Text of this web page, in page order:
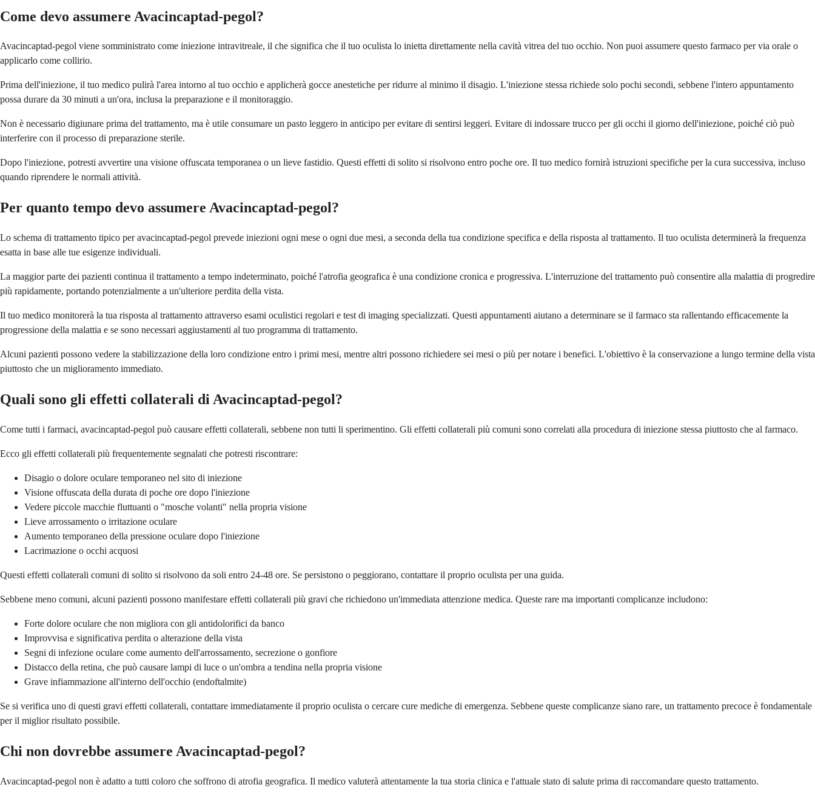
Come devo assumere Avacincaptad-pegol?
Avacincaptad-pegol viene somministrato come iniezione intravitreale, il che significa che il tuo oculista lo inietta direttamente nella cavità vitrea del tuo occhio. Non puoi assumere questo farmaco per via orale o
applicarlo come collirio.
Prima dell'iniezione, il tuo medico pulirà l'area intorno al tuo occhio e applicherà gocce anestetiche per ridurre al minimo il disagio. L'iniezione stessa richiede solo pochi secondi, sebbene l'intero appuntamento
possa durare da 30 minuti a un'ora, inclusa la preparazione e il monitoraggio.
Non è necessario digiunare prima del trattamento, ma è utile consumare un pasto leggero in anticipo per evitare di sentirsi leggeri. Evitare di indossare trucco per gli occhi il giorno dell'iniezione, poiché ciò può
interferire con il processo di preparazione sterile.
Dopo l'iniezione, potresti avvertire una visione offuscata temporanea o un lieve fastidio. Questi effetti di solito si risolvono entro poche ore. Il tuo medico fornirà istruzioni specifiche per la cura successiva, incluso
quando riprendere le normali attività.
Per quanto tempo devo assumere Avacincaptad-pegol?
Lo schema di trattamento tipico per avacincaptad-pegol prevede iniezioni ogni mese o ogni due mesi, a seconda della tua condizione specifica e della risposta al trattamento. Il tuo oculista determinerà la frequenza
esatta in base alle tue esigenze individuali.
La maggior parte dei pazienti continua il trattamento a tempo indeterminato, poiché l'atrofia geografica è una condizione cronica e progressiva. L'interruzione del trattamento può consentire alla malattia di progredire
più rapidamente, portando potenzialmente a un'ulteriore perdita della vista.
Il tuo medico monitorerà la tua risposta al trattamento attraverso esami oculistici regolari e test di imaging specializzati. Questi appuntamenti aiutano a determinare se il farmaco sta rallentando efficacemente la
progressione della malattia e se sono necessari aggiustamenti al tuo programma di trattamento.
Alcuni pazienti possono vedere la stabilizzazione della loro condizione entro i primi mesi, mentre altri possono richiedere sei mesi o più per notare i benefici. L'obiettivo è la conservazione a lungo termine della vista
piuttosto che un miglioramento immediato.
Quali sono gli effetti collaterali di Avacincaptad-pegol?
Come tutti i farmaci, avacincaptad-pegol può causare effetti collaterali, sebbene non tutti li sperimentino. Gli effetti collaterali più comuni sono correlati alla procedura di iniezione stessa piuttosto che al farmaco.
Ecco gli effetti collaterali più frequentemente segnalati che potresti riscontrare:
Disagio o dolore oculare temporaneo nel sito di iniezione
Visione offuscata della durata di poche ore dopo l'iniezione
Vedere piccole macchie fluttuanti o "mosche volanti" nella propria visione
Lieve arrossamento o irritazione oculare
Aumento temporaneo della pressione oculare dopo l'iniezione
Lacrimazione o occhi acquosi
Questi effetti collaterali comuni di solito si risolvono da soli entro 24-48 ore. Se persistono o peggiorano, contattare il proprio oculista per una guida.
Sebbene meno comuni, alcuni pazienti possono manifestare effetti collaterali più gravi che richiedono un'immediata attenzione medica. Queste rare ma importanti complicanze includono:
Forte dolore oculare che non migliora con gli antidolorifici da banco
Improvvisa e significativa perdita o alterazione della vista
Segni di infezione oculare come aumento dell'arrossamento, secrezione o gonfiore
Distacco della retina, che può causare lampi di luce o un'ombra a tendina nella propria visione
Grave infiammazione all'interno dell'occhio (endoftalmite)
Se si verifica uno di questi gravi effetti collaterali, contattare immediatamente il proprio oculista o cercare cure mediche di emergenza. Sebbene queste complicanze siano rare, un trattamento precoce è fondamentale
per il miglior risultato possibile.
Chi non dovrebbe assumere Avacincaptad-pegol?
Avacincaptad-pegol non è adatto a tutti coloro che soffrono di atrofia geografica. Il medico valuterà attentamente la tua storia clinica e l'attuale stato di salute prima di raccomandare questo trattamento.